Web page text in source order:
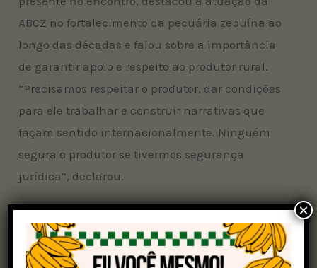
ABCZ no fortalecimento da pecuária zebuína ao
longo das décadas e falou sobre a importância
de garantir apoio e respeito ao produtor rural.
”Precisamos respeitar o produtor, dar condições
para ele trabalhar e construir narrativas que
façam sentido internacionalmente. Ninguém
segura o produtor se tivermos segurança
jurídica”, declarou.
A abertura também contou com a presença do
governador de Minas Gerais, Romeu Zema; do
ministro da Agricultura e Pecuária, Carlos
×